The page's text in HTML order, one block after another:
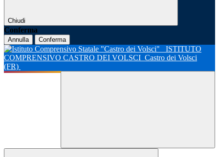
Chiudi
Conferma
Annulla Conferma
ISTITUTO
COMPRENSIVO CASTRO DEI VOLSCI Castro dei Volsci
(FR)